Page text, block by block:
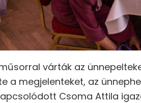
várták az
a megjelenteket, az
Csoma Attila